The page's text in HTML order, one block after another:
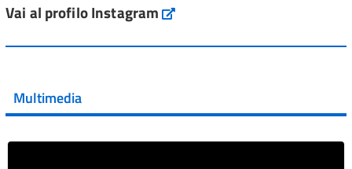
Vai al post →
Vai al post →
Vai al profilo Instagram Instagram
Multimedia